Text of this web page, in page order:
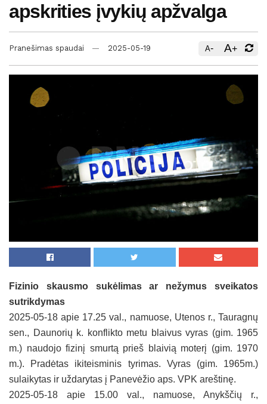
apskrities įvykių apžvalga
Pranešimas spaudai 2025-05-19 A- A+
Fizinio skausmo sukėlimas ar nežymus sveikatos
sutrikdymas
2025-05-18 apie 17.25 val., namuose, Utenos r., Tauragnų
sen., Daunorių k. konflikto metu blaivus vyras (gim. 1965
m.) naudojo fizinį smurtą prieš blaivią moterį (gim. 1970
m.). Pradėtas ikiteisminis tyrimas. Vyras (gim. 1965m.)
sulaikytas ir uždarytas į Panevėžio aps. VPK areštinę.
2025-05-18 apie 15.00 val., namuose, Anykščių r.,